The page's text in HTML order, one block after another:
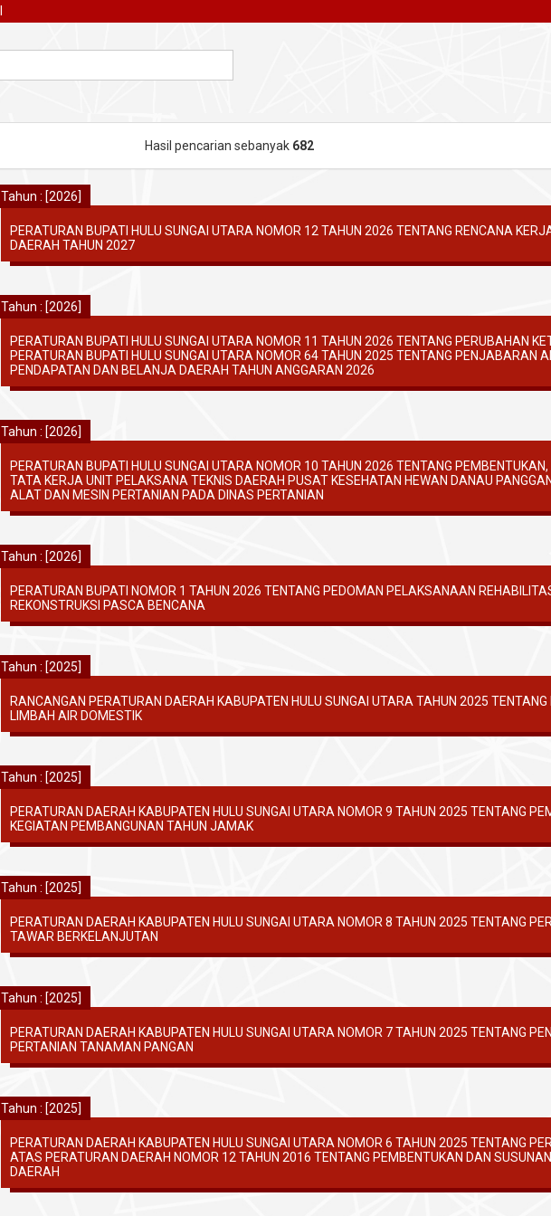
Hasil pencarian sebanyak 682
Tahun : [2026]
PERATURAN BUPATI HULU SUNGAI UTARA NOMOR 12 TAHUN 2026 TENTANG RENCANA
DAERAH TAHUN 2027
Tahun : [2026]
PERATURAN BUPATI HULU SUNGAI UTARA NOMOR 11 TAHUN 2026 TENTANG PERUBAHAN
PERATURAN BUPATI HULU SUNGAI UTARA NOMOR 64 TAHUN 2025 TENTANG PENJABARAN
PENDAPATAN DAN BELANJA DAERAH TAHUN ANGGARAN 2026
Tahun : [2026]
PERATURAN BUPATI HULU SUNGAI UTARA NOMOR 10 TAHUN 2026 TENTANG
TATA KERJA UNIT PELAKSANA TEKNIS DAERAH PUSAT KESEHATAN HEWAN DANAU
ALAT DAN MESIN PERTANIAN PADA DINAS PERTANIAN
Tahun : [2026]
PERATURAN BUPATI NOMOR 1 TAHUN 2026 TENTANG PEDOMAN PELAKSANAAN
REKONSTRUKSI PASCA BENCANA
Tahun : [2025]
RANCANGAN PERATURAN DAERAH KABUPATEN HULU SUNGAI UTARA TAHUN 2025 TENTANG
LIMBAH AIR DOMESTIK
Tahun : [2025]
PERATURAN DAERAH KABUPATEN HULU SUNGAI UTARA NOMOR 9 TAHUN 2025 TENTANG
KEGIATAN PEMBANGUNAN TAHUN JAMAK
Tahun : [2025]
PERATURAN DAERAH KABUPATEN HULU SUNGAI UTARA NOMOR 8 TAHUN 2025 TENTANG
TAWAR BERKELANJUTAN
Tahun : [2025]
PERATURAN DAERAH KABUPATEN HULU SUNGAI UTARA NOMOR 7 TAHUN 2025 TENTANG
PERTANIAN TANAMAN PANGAN
Tahun : [2025]
PERATURAN DAERAH KABUPATEN HULU SUNGAI UTARA NOMOR 6 TAHUN 2025 TENTANG
ATAS PERATURAN DAERAH NOMOR 12 TAHUN 2016 TENTANG PEMBENTUKAN DAN
DAERAH